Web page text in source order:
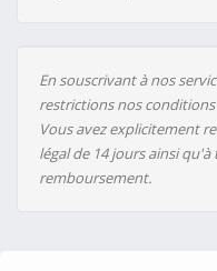
En souscrivant à nos
restrictions nos
Vous avez explicitement
légal de 14 jours ainsi
remboursement.